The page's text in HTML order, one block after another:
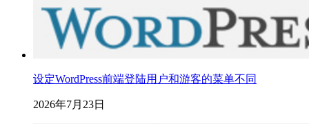
设定WordPress前端登陆用户和游客的菜单不同
2026年7月23日